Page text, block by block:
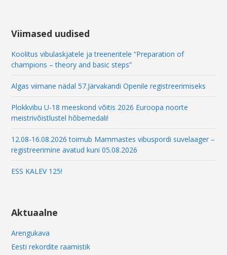
lViimased uudised
Koolitus vibulaskjatele ja treeneritele “Preparation of
champions – theory and basic steps”
Algas viimane nädal 57.Järvakandi Openile registreerimiseks
Plokkvibu U-18 meeskond võitis 2026 Euroopa noorte
meistrivõistlustel hõbemedali!
12.08-16.08.2026 toimub Mammastes vibuspordi suvelaager –
registreerimine avatud kuni 05.08.2026
ESS KALEV 125!
Aktuaalne
Arengukava
Eesti rekordite raamistik